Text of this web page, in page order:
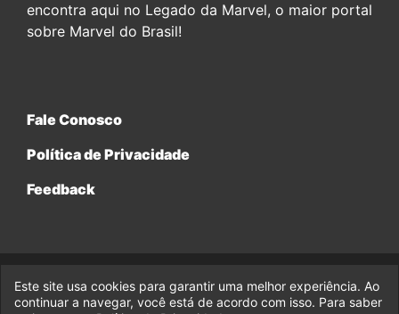
encontra aqui no Legado da Marvel, o maior portal
sobre Marvel do Brasil!
Fale Conosco
Política de Privacidade
Feedback
© 2017-2026 Legado da Marvel, uma empresa da Legado
Enterprises.
Este site usa cookies para garantir uma melhor experiência. Ao
continuar a navegar, você está de acordo com isso. Para saber